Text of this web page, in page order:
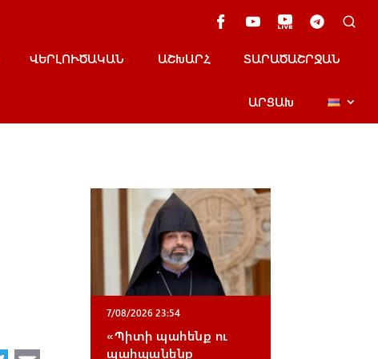
ՎԵՐԼՈՒԾԱԿԱՆ ԱՇԽԱՐՀ ՏԱՐԱԾԱՇՐՋԱՆ
ԱՐՑԱԽ
7/08/2026 23:54
«Պիտի պահենք ու
պահպանենք